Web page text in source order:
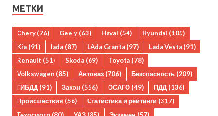
МЕТКИ
Chery (76) Geely (63) Haval (54) Hyundai (105)
Kia (91) lada (87) LAda Granta (97) Lada Vesta (91)
Renault (51) Skoda (69) Toyota (78)
Volkswagen (85) Автоваз (706) Безопасность (209)
ГИБДД (91) Закон (556) ОСАГО (49) ПДД (136)
Происшествия (56) Статистика и рейтинги (317)